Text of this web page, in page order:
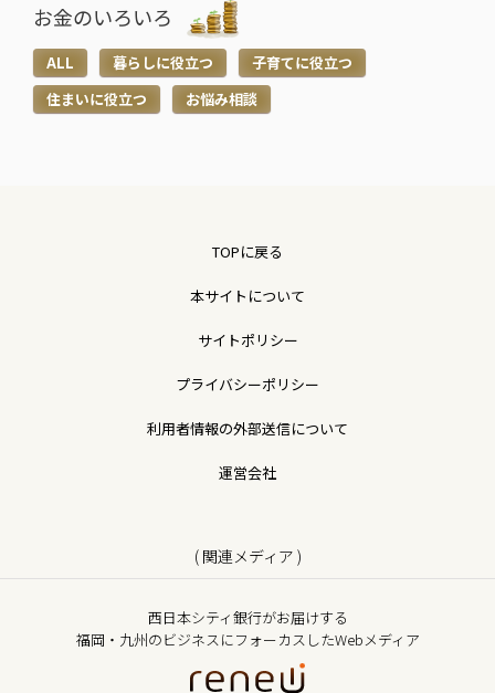
お金のいろいろ
ALL 暮らしに役立つ
子育てに役立つ
住まいに役立つ
お悩み相談
TOPに戻る
本サイトについて
サイトポリシー
プライバシーポリシー
利用者情報の外部送信について
運営会社
( 関連メディア )
西日本シティ銀行がお届けする
福岡・九州のビジネスにフォーカスしたWebメディア